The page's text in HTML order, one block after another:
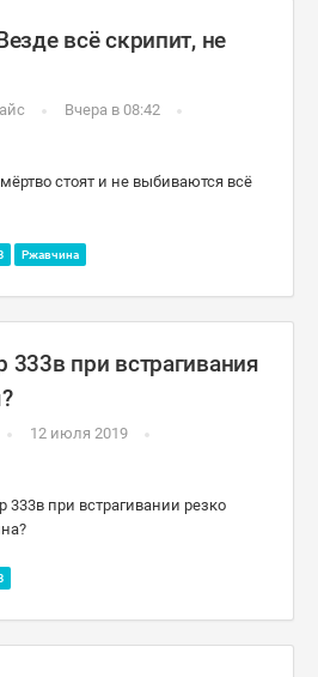
всё скрипит, не
Вчера в 08:42
стоят и не выбиваются всё
Ржавчина
при встрагивания
12 июля 2019
при встрагивании резко